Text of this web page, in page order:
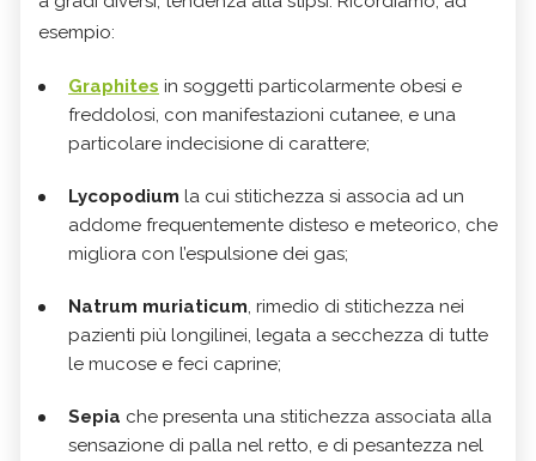
esempio:
Graphites in soggetti particolarmente obesi e
freddolosi, con manifestazioni cutanee, e una
particolare indecisione di carattere;
Lycopodium la cui stitichezza si associa ad un
addome frequentemente disteso e meteorico, che
migliora con l’espulsione dei gas;
Natrum muriaticum, rimedio di stitichezza nei
pazienti più longilinei, legata a secchezza di tutte
le mucose e feci caprine;
Sepia che presenta una stitichezza associata alla
sensazione di palla nel retto, e di pesantezza nel